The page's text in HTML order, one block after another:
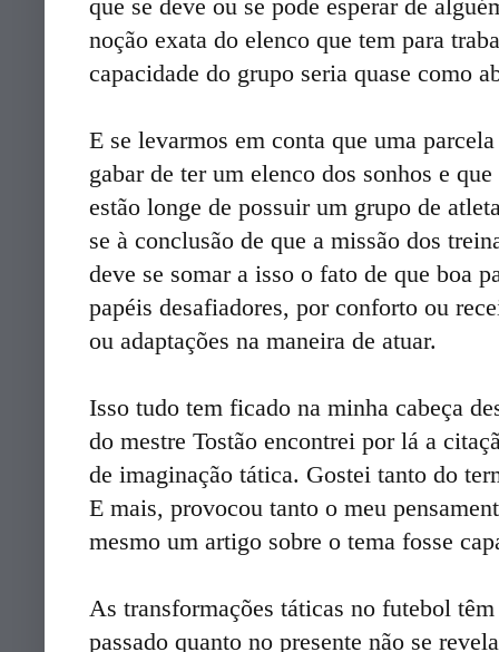
que se deve ou se pode esperar de
noção exata do elenco que tem para
capacidade do grupo seria quase como
E se levarmos em conta que uma
gabar de ter um elenco dos sonhos e
estão longe de possuir um grupo de
se à conclusão de que a missão dos
deve se somar a isso o fato de que boa
papéis desafiadores, por conforto ou
ou adaptações na maneira de atuar.
Isso tudo tem ficado na minha cabeça
do mestre Tostão encontrei por lá a
de imaginação tática. Gostei tanto do
E mais, provocou tanto o meu
mesmo um artigo sobre o tema fosse
As transformações táticas no futebol
passado quanto no presente não se